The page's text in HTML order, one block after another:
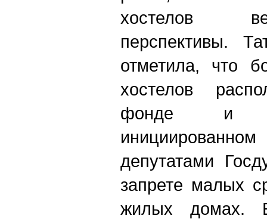
хостелов
перспективы.
отметила, что
хостелов
фонде и
депутатами
запрете малых
жилых домах.